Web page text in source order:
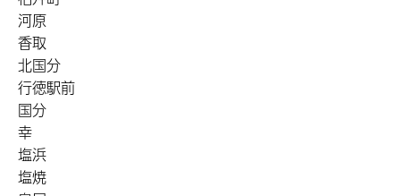
河原
香取
北国分
行徳駅前
国分
幸
塩浜
塩焼